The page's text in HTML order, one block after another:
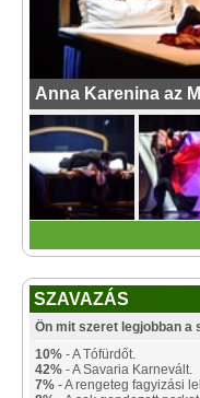
Anna Karenina az
SZAVAZÁS
Ön mit szeret legjobban a
10% - A Tófürdőt.
42% - A Savaria Karnevált.
7% - A rengeteg fagyizási